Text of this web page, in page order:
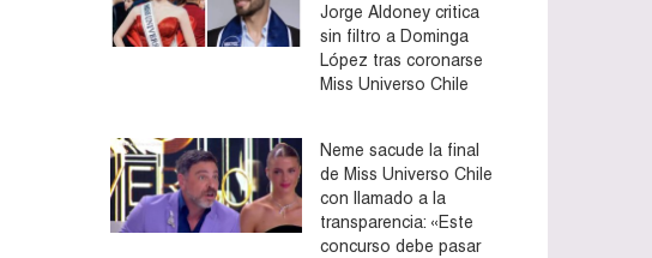
Jorge Aldoney critica
sin filtro a Dominga
López tras coronarse
Miss Universo Chile
Neme sacude la final
de Miss Universo Chile
con llamado a la
transparencia: «Este
concurso debe pasar